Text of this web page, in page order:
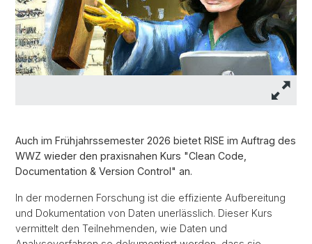
Auch im Frühjahrssemester 2026 bietet RISE im Auftrag des
WWZ wieder den praxisnahen Kurs "Clean Code,
Documentation & Version Control" an.
In der modernen Forschung ist die effiziente Aufbereitung
und Dokumentation von Daten unerlässlich. Dieser Kurs
vermittelt den Teilnehmenden, wie Daten und